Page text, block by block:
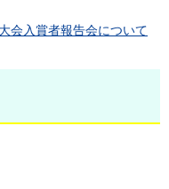
会入賞者報告会について